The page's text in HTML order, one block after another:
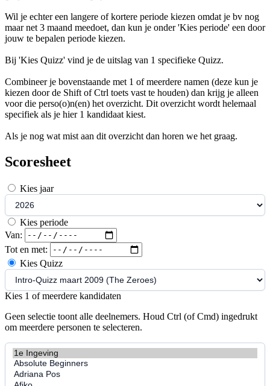
Wil je echter een langere of kortere periode kiezen omdat je bv nog
maar net 3 maand meedoet, dan kun je onder 'Kies periode' een door
jouw te bepalen periode kiezen.
Bij 'Kies Quizz' vind je de uitslag van 1 specifieke Quizz.
Combineer je bovenstaande met 1 of meerdere namen (deze kun je
kiezen door de Shift of Ctrl toets vast te houden) dan krijg je alleen
voor die perso(o)n(en) het overzicht. Dit overzicht wordt helemaal
specifiek als je hier 1 kandidaat kiest.
Als je nog wat mist aan dit overzicht dan horen we het graag.
Scoresheet
Kies jaar
Kies periode
Van:
Tot en met:
Kies Quizz
Kies 1 of meerdere kandidaten
Geen selectie toont alle deelnemers. Houd Ctrl (of Cmd) ingedrukt
om meerdere personen te selecteren.